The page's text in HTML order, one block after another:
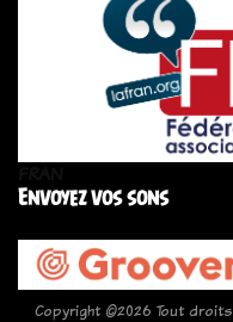
Envoyez vos sons
Copyright ©2026 Tout droits